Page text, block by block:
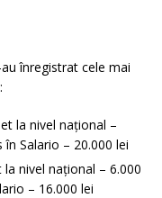
înregistrat cele mai
la nivel național –
Salario – 20.000 lei
nivel național – 6.000
– 16.000 lei